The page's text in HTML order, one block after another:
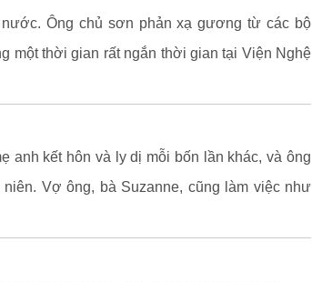
Ông chủ sơn phản xạ gương từ các bộ
một thời gian rất ngắn thời gian tại Viện Nghệ
anh kết hôn và ly dị mỗi bốn lần khác, và ông
Vợ ông, bà Suzanne, cũng làm việc như